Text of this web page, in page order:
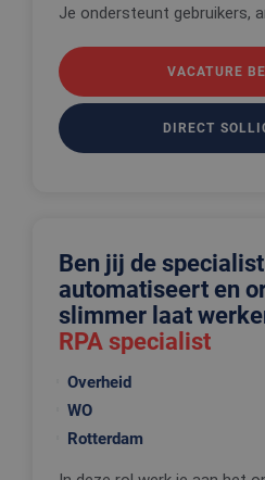
Je ondersteunt gebruikers,
VACATURE
DIRECT
Ben jij de
automatiseert en
slimmer laat
RPA specialist
Overheid
WO
Rotterdam